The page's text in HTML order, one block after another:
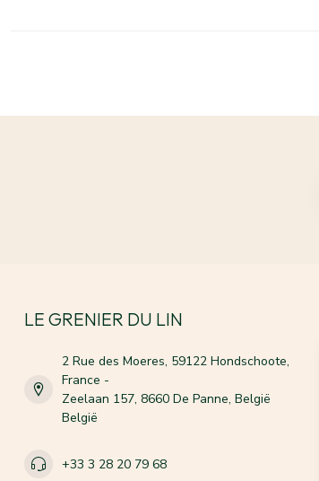
LE GRENIER DU LIN
2 Rue des Moeres, 59122 Hondschoote,
France -
Zeelaan 157, 8660 De Panne, België
België
+33 3 28 20 79 68